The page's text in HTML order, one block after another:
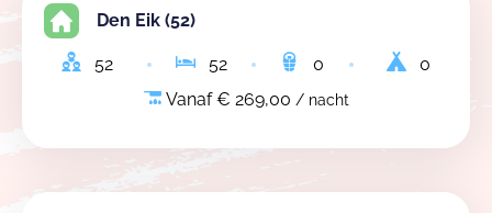
Den Eik (52)
52 52 0
0
Vanaf € 269,00 / nacht